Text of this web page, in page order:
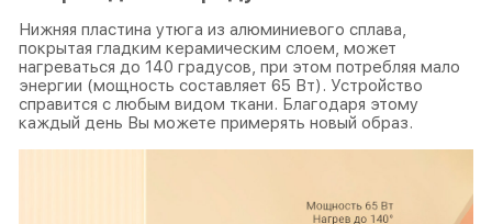
Нижняя пластина утюга из алюминиевого сплава,
покрытая гладким керамическим слоем, может
нагреваться до 140 градусов, при этом потребляя мало
энергии (мощность составляет 65 Вт). Устройство
справится с любым видом ткани. Благодаря этому
каждый день Вы можете примерять новый образ.